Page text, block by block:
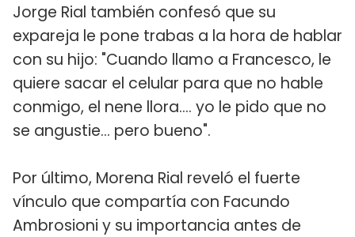
Jorge Rial también confesó que su
expareja le pone trabas a la hora de hablar
con su hijo: "Cuando llamo a Francesco, le
quiere sacar el celular para que no hable
conmigo, el nene llora.... yo le pido que no
se angustie... pero bueno".
Por último, Morena Rial reveló el fuerte
vínculo que compartía con Facundo
Ambrosioni y su importancia antes de